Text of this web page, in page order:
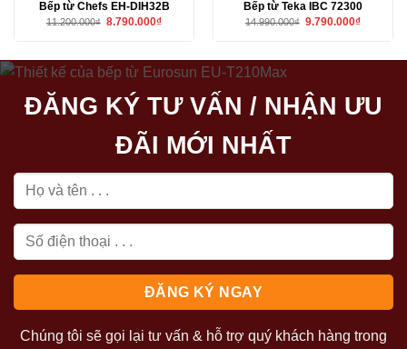
Bếp từ Chefs EH-DIH32B
11.200.000₫ Giá
8.790.000₫Giá
8.790.000₫.
Bếp từ Teka IBC 72300
14.990.000₫ Giá
9.790.000₫Giá
ĐĂNG KÝ TƯ VẤN / NHẬN ƯU
ĐÃI MỚI NHẤT
Chúng tôi sẽ gọi lại tư vấn & hỗ trợ quý khách hàng trong